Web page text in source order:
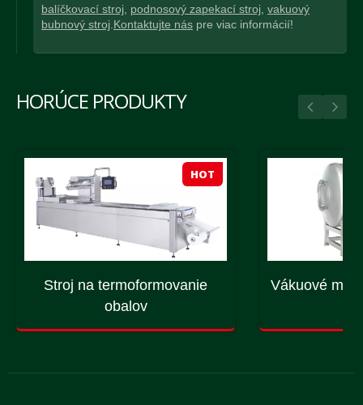
balíčkovací stroj podnosový zapekací stroj vakuový
bubnový stroj Kontaktujte nás pre viac informácií!
HORÚCE PRODUKTY
HOT
Stroj na termoformovanie
obalov
Vákuové